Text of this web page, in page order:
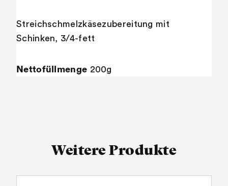
Streichschmelzkäsezubereitung mit
Schinken, 3/4-fett
Nettofüllmenge 200g
Weitere Produkte